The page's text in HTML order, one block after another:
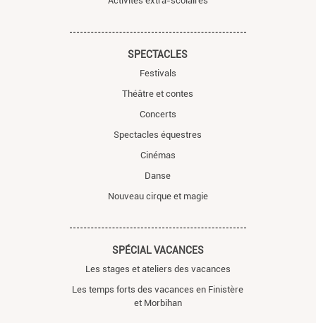
SPECTACLES
Festivals
Théâtre et contes
Concerts
Spectacles équestres
Cinémas
Danse
Nouveau cirque et magie
SPÉCIAL VACANCES
Les stages et ateliers des vacances
Les temps forts des vacances en Finistère
et Morbihan